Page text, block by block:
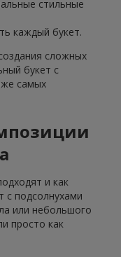
стильные
каждый букет.
сложных
букет с
самых
и как
с подсолнухами
или небольшого
просто как